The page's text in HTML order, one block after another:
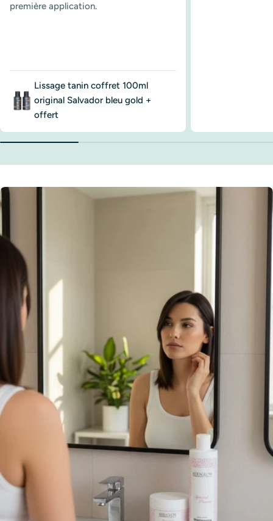
première application.
Lissage tanin coffret 100ml
original Salvador bleu gold +
offert